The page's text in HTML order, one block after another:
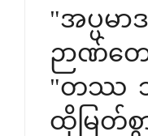
"အပ္ပမ
ဉာဏ်တ
"တဿ ဘ
ထိုမြတ်စွ